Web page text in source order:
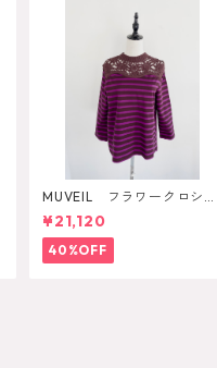
MUVEIL フラワークロシェ
カットソー
¥21,120
40%OFF